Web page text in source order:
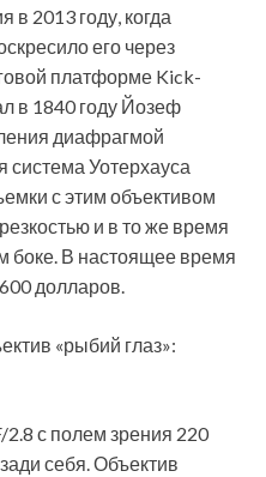
в 2013 году, когда
его через
платформе Kick­
в 1840 году Йозеф
диафрагмой
система Уотерхауса
с этим объективом
и в то же время
В настоящее время
долларов.
«рыбий глаз»:
с полем зрения 220
себя. Объектив